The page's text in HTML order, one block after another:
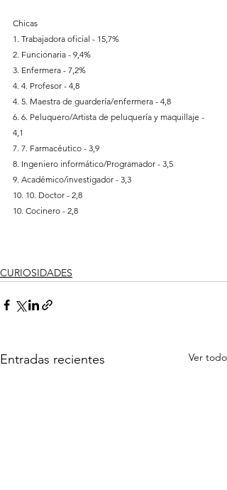
Chicas
1. Trabajadora oficial - 15,7%
2. Funcionaria - 9,4%
3. Enfermera - 7,2%
4. 4. Profesor - 4,8
4. 5. Maestra de guardería/enfermera - 4,8
6. 6. Peluquero/Artista de peluquería y maquillaje -
4,1
7. 7. Farmacéutico - 3,9
8. Ingeniero informático/Programador - 3,5
9. Académico/investigador - 3,3
10. 10. Doctor - 2,8
10. Cocinero - 2,8
CURIOSIDADES
Entradas recientes Ver todo